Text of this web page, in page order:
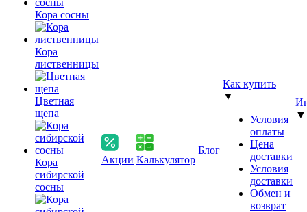
Кора сосны
Кора
лиственницы
Цветная
щепа
Кора
сибирской
сосны
Акции Калькулятор
Блог
Как купить
▼
Условия
оплаты
Цена
доставки
Условия
доставки
Обмен и
возврат
▼